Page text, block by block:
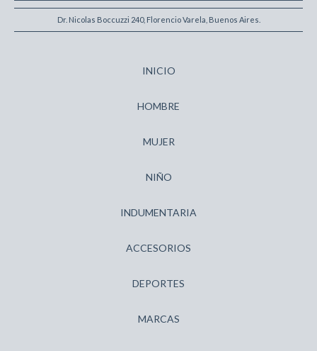
Dr. Nicolas Boccuzzi 240, Florencio Varela, Buenos Aires.
INICIO
HOMBRE
MUJER
NIÑO
INDUMENTARIA
ACCESORIOS
DEPORTES
MARCAS